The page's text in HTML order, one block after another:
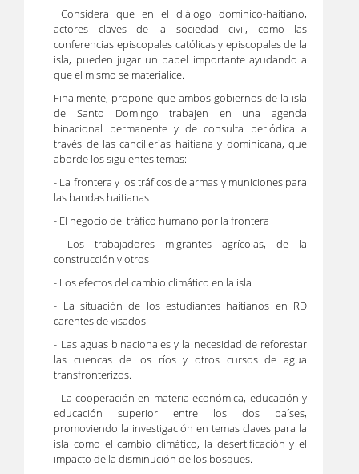
Considera que en el diálogo dominico-haitiano,
actores claves de la sociedad civil, como las
conferencias episcopales católicas y episcopales de la
isla, pueden jugar un papel importante ayudando a
que el mismo se materialice.
Finalmente, propone que ambos gobiernos de la isla
de Santo Domingo trabajen en una agenda
binacional permanente y de consulta periódica a
través de las cancillerías haitiana y dominicana, que
aborde los siguientes temas:
- La frontera y los tráficos de armas y municiones para
las bandas haitianas
- El negocio del tráfico humano por la frontera
- Los trabajadores migrantes agrícolas, de la
construcción y otros
- Los efectos del cambio climático en la isla
- La situación de los estudiantes haitianos en RD
carentes de visados
- Las aguas binacionales y la necesidad de reforestar
las cuencas de los ríos y otros cursos de agua
transfronterizos.
- La cooperación en materia económica, educación y
educación superior entre los dos países,
promoviendo la investigación en temas claves para la
isla como el cambio climático, la desertificación y el
impacto de la disminución de los bosques.